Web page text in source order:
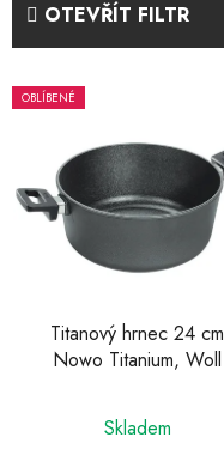
í
p
d
u
OTEVŘÍT FILTR
V
ý
i
s
OBLÍBENÉ
Titanový hrnec 24 cm
Nowo Titanium, Woll
hodnocení
Skladem